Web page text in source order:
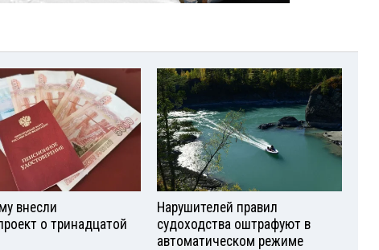
внесли
о тринадцатой
Нарушителей правил
судоходства оштрафуют в
автоматическом режиме